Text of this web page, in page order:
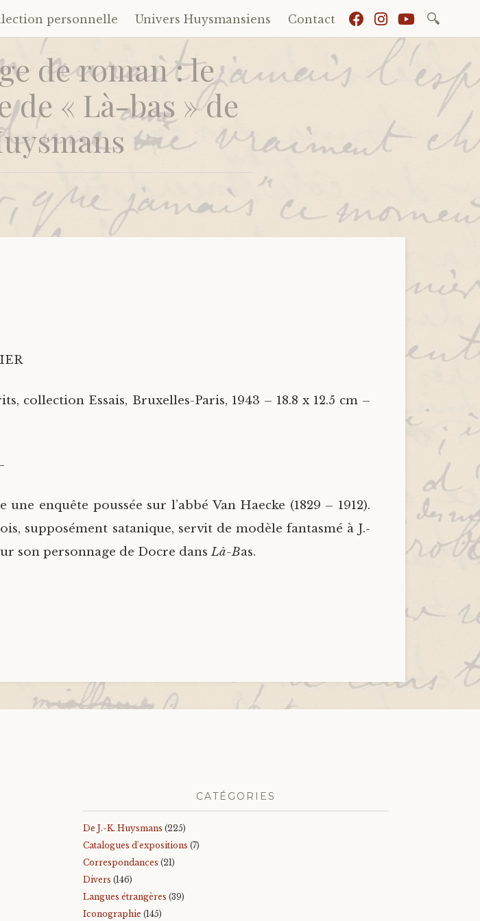
personnelle Univers Huysmansiens Contact
de roman : le
de « Là-bas » de
collection Essais, Bruxelles-Paris, 1943 – 18.8 x 12.5 cm –
une enquête poussée sur l’abbé Van Haecke (1829 – 1912).
supposément satanique, servit de modèle fantasmé à J.-
son personnage de Docre dansLà-Bas.
CATÉGORIES
De J.-K. Huysmans (225)
Catalogues d'expositions (7)
Correspondances (21)
Divers (146)
Langues étrangères (39)
Iconographie (145)